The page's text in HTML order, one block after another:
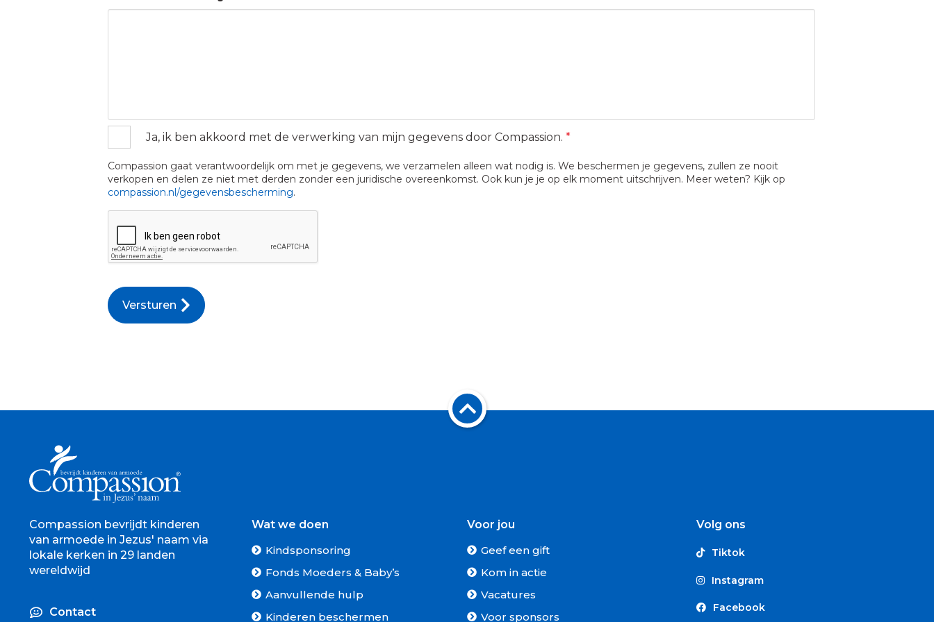
Toestemming *
Ja, ik ben akkoord met de verwerking van mijn gegevens door Compassion. *
Compassion gaat verantwoordelijk om met je gegevens, we verzamelen alleen wat nodig is. We beschermen je gegevens, zullen ze nooit
verkopen en delen ze niet met derden zonder een juridische overeenkomst. Ook kun je je op elk moment uitschrijven. Meer weten? Kijk op
compassion.nl/gegevensbescherming.
CAPTCHA
Compassion bevrijdt kinderen
van armoede in Jezus' naam via
lokale kerken in 29 landen
wereldwijd
Contact
Wat we doen
Kindsponsoring
Fonds Moeders & Baby’s
Aanvullende hulp
Kinderen beschermen
Voor jou
Geef een gift
Kom in actie
Vacatures
Voor sponsors
Volg ons
Tiktok
Instagram
Facebook